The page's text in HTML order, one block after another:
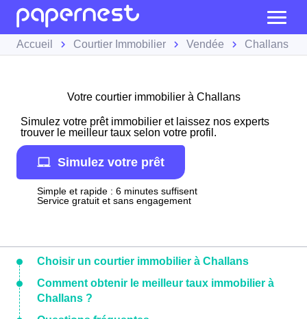
Accueil Courtier Immobilier Vendée Challans
Votre courtier immobilier à Challans
Simulez votre prêt immobilier et laissez nos experts
trouver le meilleur taux selon votre profil.
Simulez votre prêt
Simple et rapide : 6 minutes suffisent
Service gratuit et sans engagement
Choisir un courtier immobilier à Challans
Comment obtenir le meilleur taux immobilier à
Challans ?